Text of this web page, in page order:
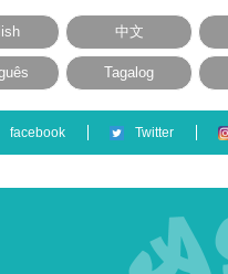
中文
Tagalog
facebook Twitter